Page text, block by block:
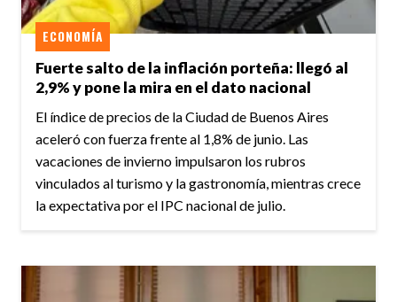
Fuerte salto de la inflación porteña: llegó al
2,9% y pone la mira en el dato nacional
ECONOMÍA
El índice de precios de la Ciudad de Buenos Aires
aceleró con fuerza frente al 1,8% de junio. Las
vacaciones de invierno impulsaron los rubros
vinculados al turismo y la gastronomía, mientras crece
la expectativa por el IPC nacional de julio.